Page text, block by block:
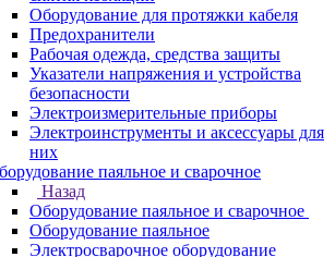
Оборудование для протяжки кабеля
Предохранители
Рабочая одежда, средства защиты
Указатели напряжения и устройства
безопасности
Электроизмерительные приборы
Электроинструменты и аксессуары для
них
паяльное и сварочное
Назад
Оборудование паяльное и сварочное
Оборудование паяльное
Электросварочное оборудование